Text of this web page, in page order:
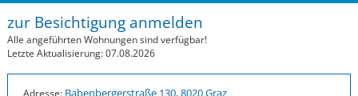
Susi-Sorglos Anlegerwohnungen
Impressum
zur Besichtigung anmelden
Alle angeführten Wohnungen sind verfügbar!
Letzte Aktualisierung: 07.08.2026